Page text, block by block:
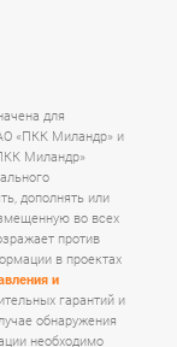
для
«ПКК Миландр» и
Миландр»
дополнять или
во всех
против
в проектах
и
гарантий и
обнаружения
необходимо